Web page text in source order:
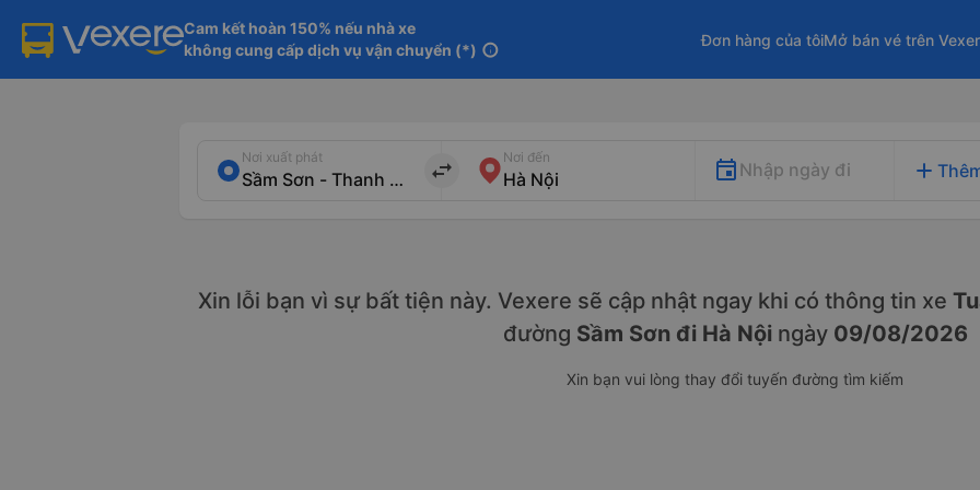
Cam kết hoàn 150% nếu nhà xe
không cung cấp dịch vụ vận chuyển (*) info
Đơn hàng của tôiMở bán vé trên
Nơi xuất phát
import_export
Nơi đến
Nhập ngày đi add
Xin lỗi bạn vì sự bất tiện này. Vexere sẽ cập nhật ngay khi có thông tin xe
đường Sầm Sơn đi Hà Nội ngày 09/08/2026
Xin bạn vui lòng thay đổi tuyến đường tìm kiếm